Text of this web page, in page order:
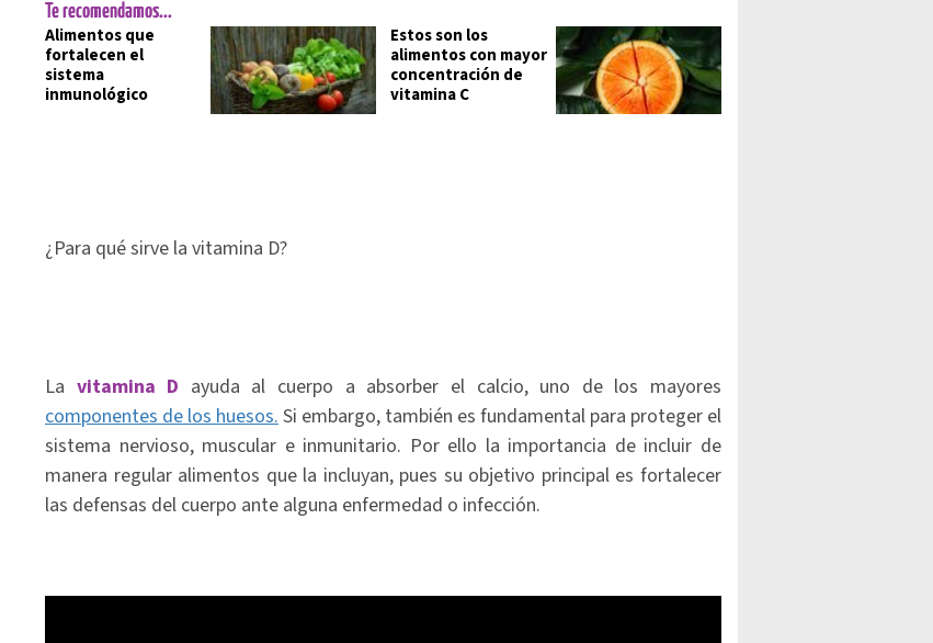
Te recomendamos...
Alimentos que
fortalecen el
sistema
inmunológico
Estos son los
alimentos con mayor
concentración de
vitamina C
¿Para qué sirve la vitamina D?
La vitamina D ayuda al cuerpo a absorber el calcio, uno de los mayores
componentes de los huesos.Si embargo, también es fundamental para proteger el
sistema nervioso, muscular e inmunitario. Por ello la importancia de incluir de
manera regular alimentos que la incluyan, pues su objetivo principal es fortalecer
las defensas del cuerpo ante alguna enfermedad o infección.